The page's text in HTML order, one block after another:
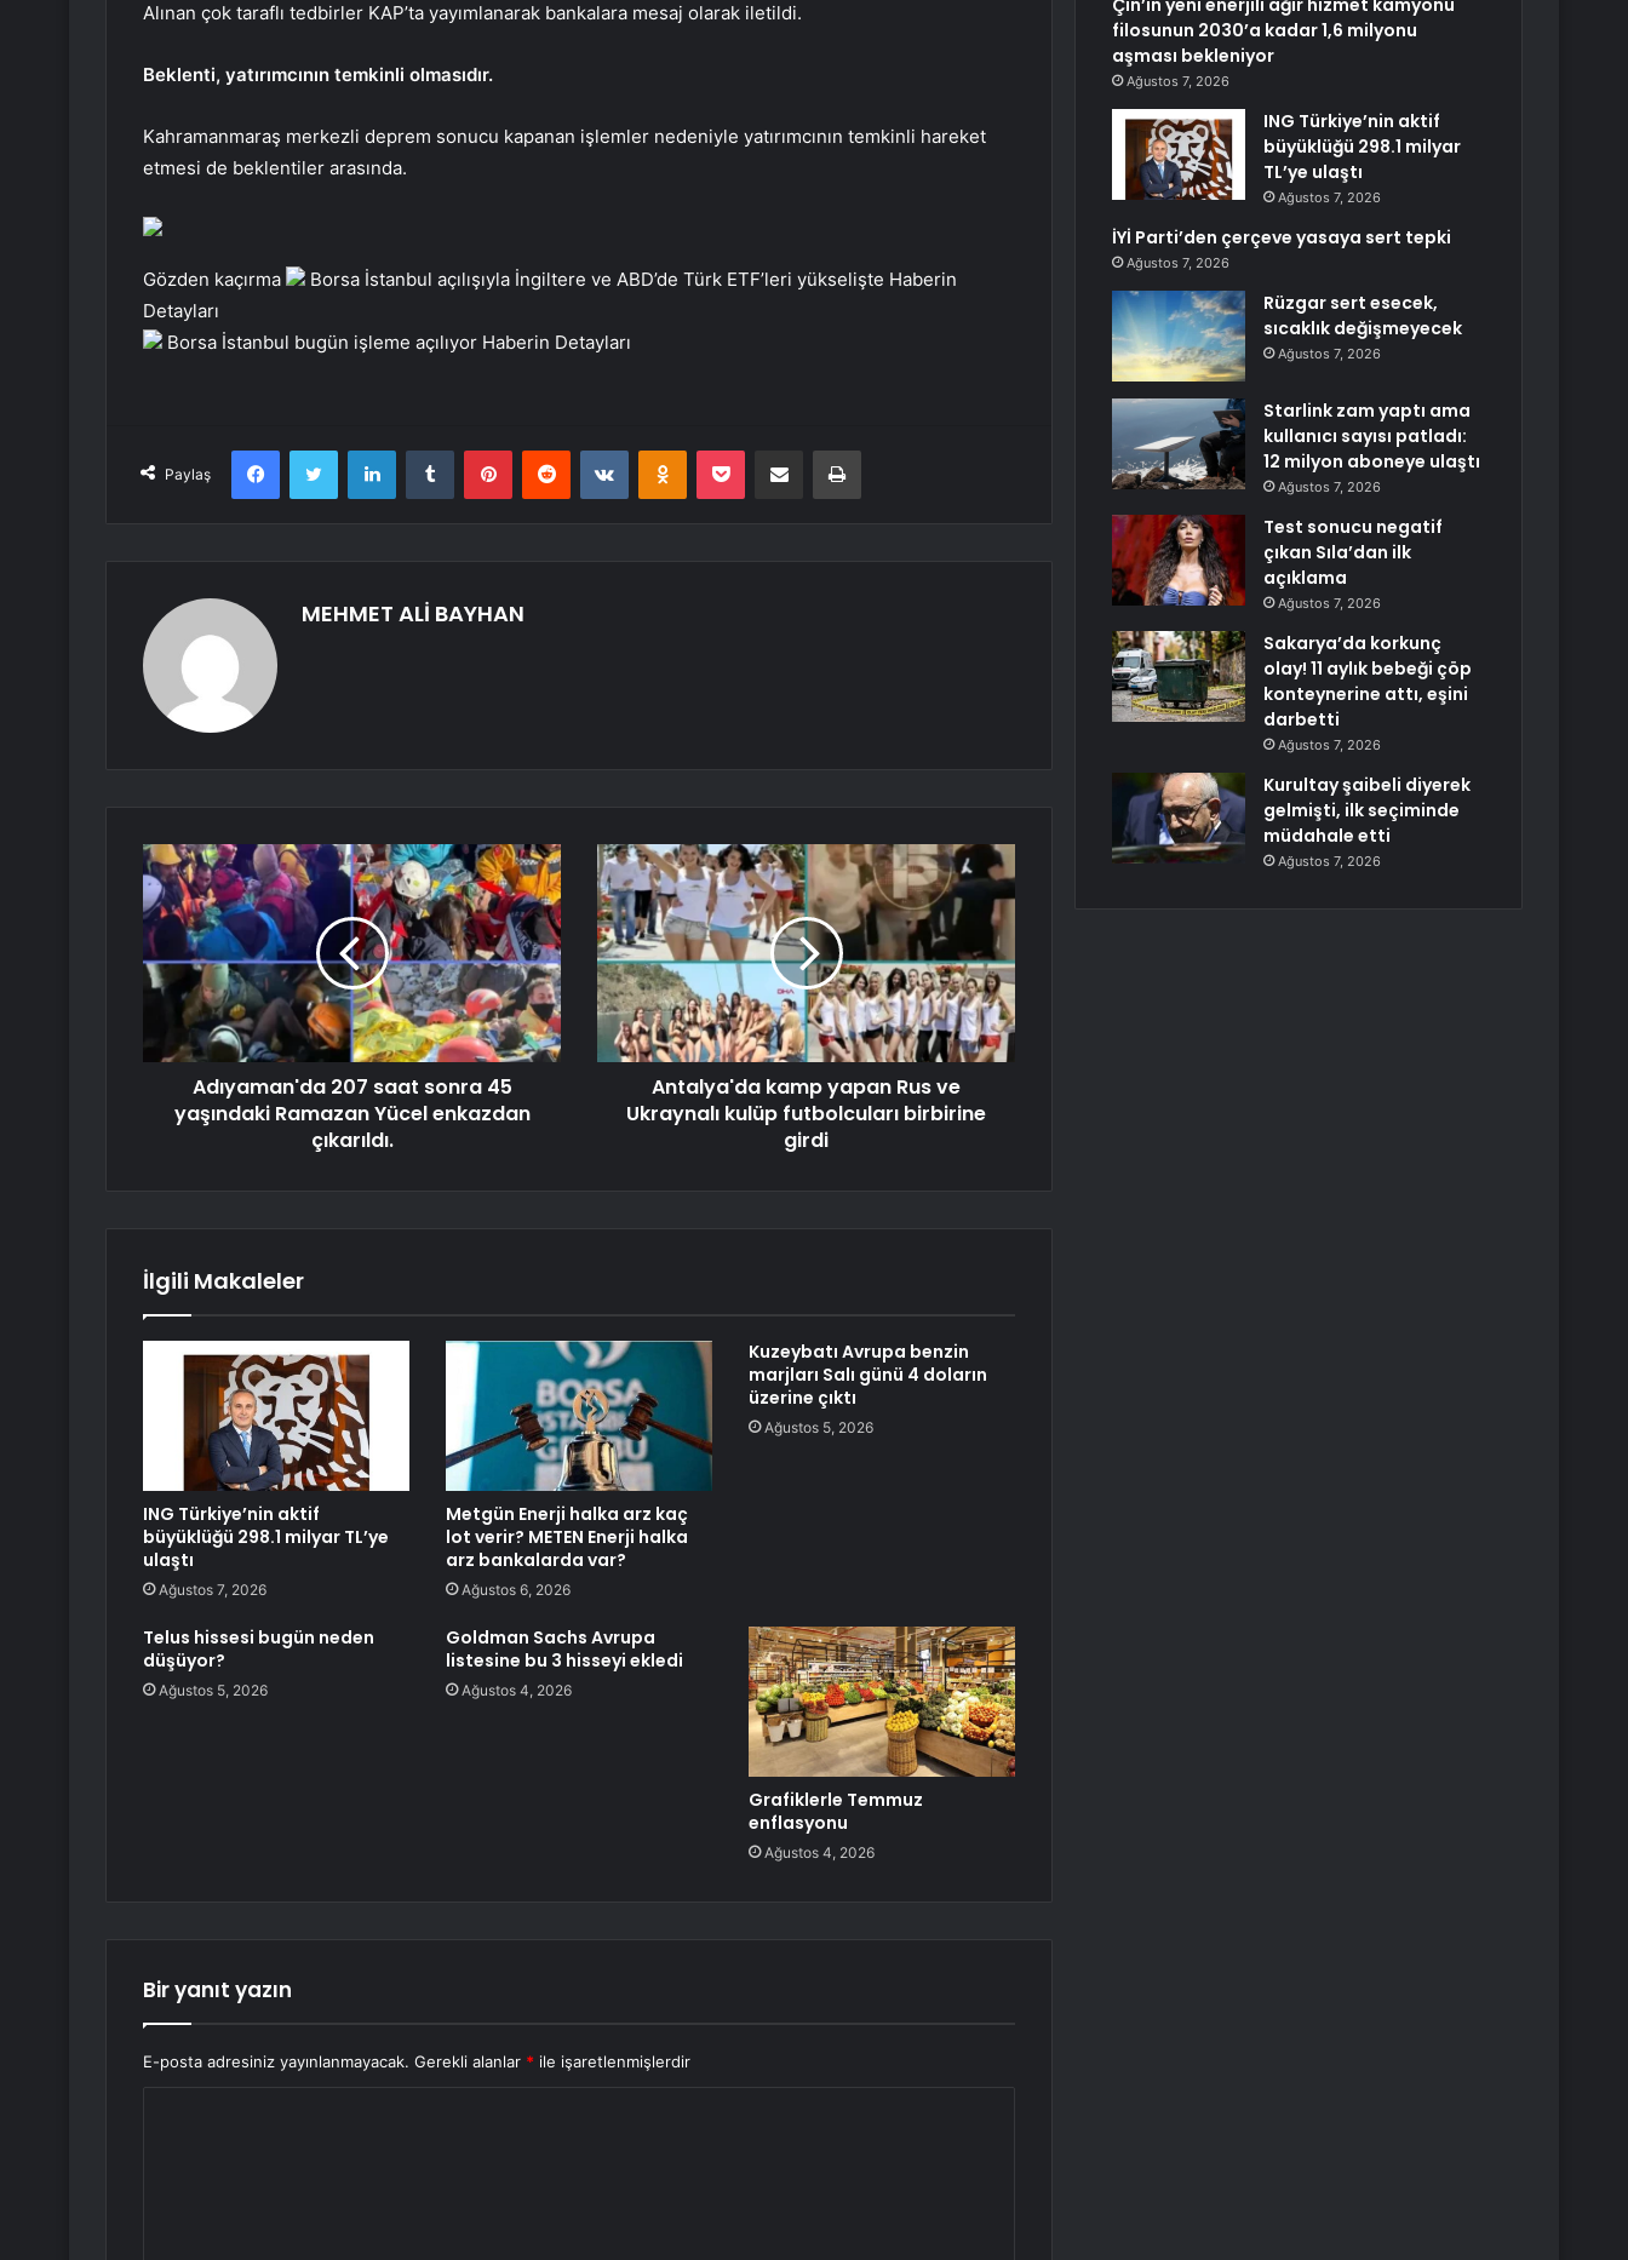
Alınan çok taraflı tedbirler KAP’ta yayımlanarak bankalara mesaj olarak iletildi.
Beklenti, yatırımcının temkinli olmasıdır.
Kahramanmaraş merkezli deprem sonucu kapanan işlemler nedeniyle yatırımcının temkinli hareket
etmesi de beklentiler arasında.
Gözden kaçırma Borsa İstanbul açılışıyla İngiltere ve ABD’de Türk ETF’leri yükselişte Haberin
Detayları
Borsa İstanbul bugün işleme açılıyor Haberin Detayları
Paylaş
FacebookTwitter LinkedInTumblr PinterestReddit VKontakteOdnoklassniki
Pocket E-Posta ile paylaş Yazdır
MEHMET ALİ BAYHAN
Adıyaman'da 207 saat sonra 45
yaşındaki Ramazan Yücel enkazdan
çıkarıldı.
Antalya'da kamp yapan Rus ve
Ukraynalı kulüp futbolcuları birbirine
girdi
İlgili Makaleler
ING Türkiye’nin aktif
büyüklüğü 298.1 milyar TL’ye
ulaştı
Ağustos 7, 2026
Metgün Enerji halka arz kaç
lot verir? METEN Enerji halka
arz bankalarda var?
Ağustos 6, 2026
Kuzeybatı Avrupa benzin
marjları Salı günü 4 doların
üzerine çıktı
Ağustos 5, 2026
Telus hissesi bugün neden
düşüyor?
Ağustos 5, 2026
Goldman Sachs Avrupa
listesine bu 3 hisseyi ekledi
Ağustos 4, 2026
Grafiklerle Temmuz
enflasyonu
Ağustos 4, 2026
Bir yanıt yazın
E-posta adresiniz yayınlanmayacak. Gerekli alanlar * ile işaretlenmişlerdir
Çin’in yeni enerjili ağır hizmet kamyonu
filosunun 2030’a kadar 1,6 milyonu
aşması bekleniyor
Ağustos 7, 2026
ING Türkiye’nin aktif
büyüklüğü 298.1 milyar
TL’ye ulaştı
Ağustos 7, 2026
İYİ Parti’den çerçeve yasaya sert tepki
Ağustos 7, 2026
Rüzgar sert esecek,
sıcaklık değişmeyecek
Ağustos 7, 2026
Starlink zam yaptı ama
kullanıcı sayısı patladı:
12 milyon aboneye ulaştı
Ağustos 7, 2026
Test sonucu negatif
çıkan Sıla’dan ilk
açıklama
Ağustos 7, 2026
Sakarya’da korkunç
olay! 11 aylık bebeği çöp
konteynerine attı, eşini
darbetti
Ağustos 7, 2026
Kurultay şaibeli diyerek
gelmişti, ilk seçiminde
müdahale etti
Ağustos 7, 2026